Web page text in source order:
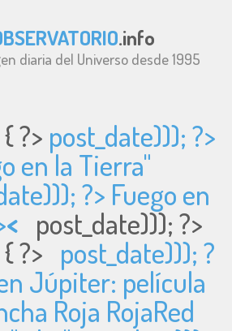
.info
diaria del Universo desde 1995
?> post_date))); ?>
en la Tierra"
?> Fuego en
< post_date))); ?>
?> post_date))); ?
Júpiter: película
Roja RojaRed